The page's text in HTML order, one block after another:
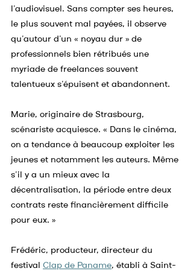
l’audiovisuel. Sans compter ses heures,
le plus souvent mal payées, il observe
qu’autour d’un « noyau dur » de
professionnels bien rétribués une
myriade de freelances souvent
talentueux s’épuisent et abandonnent.
Marie, originaire de Strasbourg,
scénariste acquiesce. « Dans le cinéma,
on a tendance à beaucoup exploiter les
jeunes et notamment les auteurs. Même
s’il y a un mieux avec la
décentralisation, la période entre deux
contrats reste financièrement difficile
pour eux. »
Frédéric, producteur, directeur du
festival Clap de Paname, établi à Saint-